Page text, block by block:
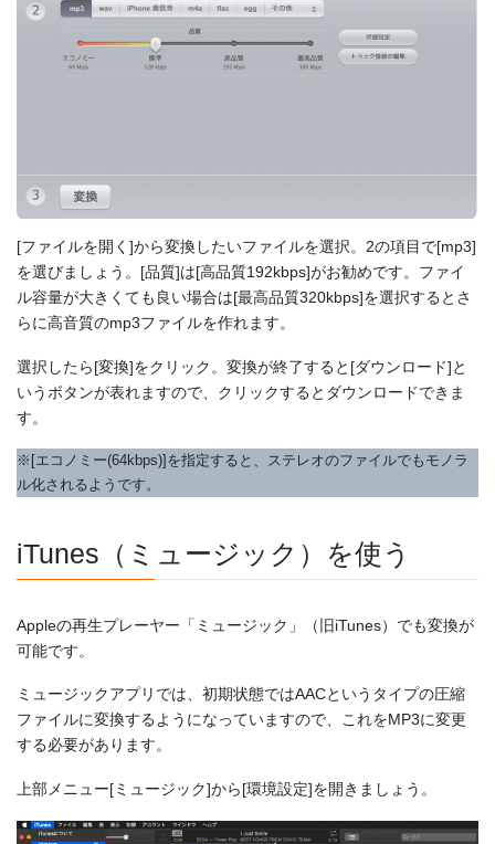
[ファイルを開く]から変換したいファイルを選択。2の項目で[mp3]
を選びましょう。[品質]は[高品質192kbps]がお勧めです。ファイ
ル容量が大きくても良い場合は[最高品質320kbps]を選択するとさ
らに高音質のmp3ファイルを作れます。
選択したら[変換]をクリック。変換が終了すると[ダウンロード]と
いうボタンが表れますので、クリックするとダウンロードできま
す。
※[エコノミー(64kbps)]を指定すると、ステレオのファイルでもモノラ
ル化されるようです。
iTunes（ミュージック）を使う
Appleの再生プレーヤー「ミュージック」（旧iTunes）でも変換が
可能です。
ミュージックアプリでは、初期状態ではAACというタイプの圧縮
ファイルに変換するようになっていますので、これをMP3に変更
する必要があります。
上部メニュー[ミュージック]から[環境設定]を開きましょう。